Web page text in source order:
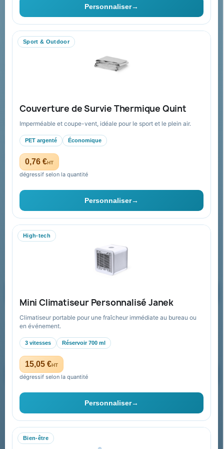
Personnaliser→
Sport & Outdoor
Couverture de Survie Thermique Quint
Imperméable et coupe-vent, idéale pour le sport et le plein air.
PET argenté Économique
0,76 €HT
dégressif selon la quantité
Personnaliser→
High-tech
Mini Climatiseur Personnalisé Janek
Climatiseur portable pour une fraîcheur immédiate au bureau ou
en événement.
3 vitesses Réservoir 700 ml
15,05 €HT
dégressif selon la quantité
Personnaliser→
Bien-être
Livraison
Nous contacter
FAQ sur Promenoch Goodies Pub France
Conditions de retour
Paiement sécurisé
Plan du site
Contact & devis
06 09 53 17 41
WhatsApp
equipe@promenoch-goodies.com
Recevez nos offres spéciales
Vous pouvez vous désinscrire à tout moment. Vous trouverez pour
cela nos informations de contact dans les conditions d'utilisation du
site.